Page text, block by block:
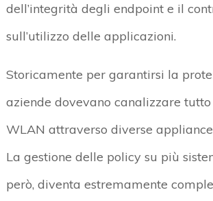
dell’integrità degli endpoint e il
sull’utilizzo delle applicazioni.
Storicamente per garantirsi la
aziende dovevano canalizzare
WLAN attraverso diverse
La gestione delle policy su più
però, diventa estremamente